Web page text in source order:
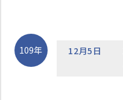
109年 12月5日